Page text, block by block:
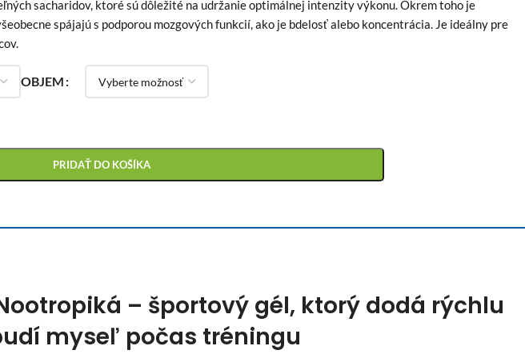
sacharidov, ktoré sú dôležité na udržanie optimálnej intenzity výkonu. Okrem toho je
spájajú s podporou mozgových funkcií, ako je bdelosť alebo koncentrácia. Je ideálny pre
OBJEM
PRIDAŤ DO KOŠÍKA
– športový gél, ktorý dodá rýchlu
myseľ počas tréningu